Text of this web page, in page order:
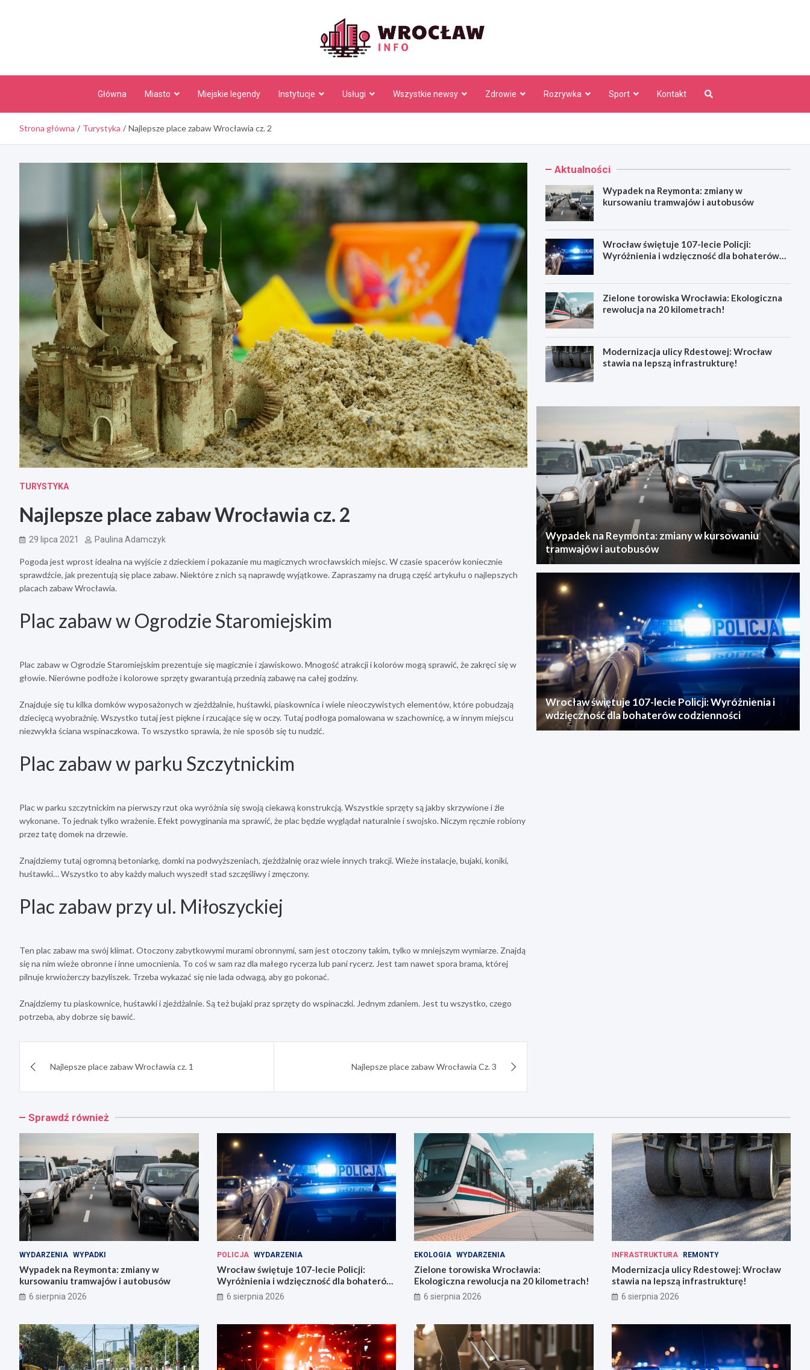
Główna Miasto Miejskie legendy Instytucje Usługi Wszystkie newsy Zdrowie Rozrywka Sport Kontakt
Strona główna Turystyka Najlepsze place zabaw Wrocławia cz. 2
TURYSTYKA
Najlepsze place zabaw Wrocławia cz. 2
29 lipca 2021 Paulina Adamczyk
Pogoda jest wprost idealna na wyjście z dzieckiem i pokazanie mu magicznych wrocławskich miejsc. W czasie spacerów koniecznie
sprawdźcie, jak prezentują się place zabaw. Niektóre z nich są naprawdę wyjątkowe. Zapraszamy na drugą część artykułu o najlepszych
placach zabaw Wrocławia.
Plac zabaw w Ogrodzie Staromiejskim
Plac zabaw w Ogrodzie Staromiejskim prezentuje się magicznie i zjawiskowo. Mnogość atrakcji i kolorów mogą sprawić, że zakręci się w
głowie. Nierówne podłoże i kolorowe sprzęty gwarantują przednią zabawę na całej godziny.
Znajduje się tu kilka domków wyposażonych w zjeżdżalnie, huśtawki, piaskownica i wiele nieoczywistych elementów, które pobudzają
dziecięcą wyobraźnię. Wszystko tutaj jest piękne i rzucające się w oczy. Tutaj podłoga pomalowana w szachownicę, a w innym miejscu
niezwykła ściana wspinaczkowa. To wszystko sprawia, że nie sposób się tu nudzić.
Plac zabaw w parku Szczytnickim
Plac w parku szczytnickim na pierwszy rzut oka wyróżnia się swoją ciekawą konstrukcją. Wszystkie sprzęty są jakby skrzywione i źle
wykonane. To jednak tylko wrażenie. Efekt powyginania ma sprawić, że plac będzie wyglądał naturalnie i swojsko. Niczym ręcznie robiony
przez tatę domek na drzewie.
Znajdziemy tutaj ogromną betoniarkę, domki na podwyższeniach, zjeżdżalnię oraz wiele innych trakcji. Wieże instalacje, bujaki, koniki,
huśtawki… Wszystko to aby każdy maluch wyszedł stad szczęśliwy i zmęczony.
Plac zabaw przy ul. Miłoszyckiej
Ten plac zabaw ma swój klimat. Otoczony zabytkowymi murami obronnymi, sam jest otoczony takim, tylko w mniejszym wymiarze. Znajdą
się na nim wieże obronne i inne umocnienia. To coś w sam raz dla małego rycerza lub pani rycerz. Jest tam nawet spora brama, której
pilnuje krwiożerczy bazyliszek. Trzeba wykazać się nie lada odwagą, aby go pokonać.
Znajdziemy tu piaskownice, huśtawki i zjeżdżalnie. Są też bujaki praz sprzęty do wspinaczki. Jednym zdaniem. Jest tu wszystko, czego
potrzeba, aby dobrze się bawić.
wpisuNajlepsze place zabaw Wrocławia cz. 1 Najlepsze place zabaw Wrocławia Cz. 3
Aktualności
Wypadek na Reymonta: zmiany w
kursowaniu tramwajów i autobusów
Wrocław świętuje 107-lecie Policji:
Wyróżnienia i wdzięczność dla bohaterów
Zielone torowiska Wrocławia: Ekologiczna
rewolucja na 20 kilometrach!
Modernizacja ulicy Rdestowej: Wrocław
stawia na lepszą infrastrukturę!
Wypadek na Reymonta: zmiany w kursowaniu
tramwajów i autobusów
Wrocław świętuje 107-lecie Policji: Wyróżnienia i
wdzięczność dla bohaterów codzienności
Sprawdź również
WYDARZENIA WYPADKI
Wypadek na Reymonta: zmiany w
kursowaniu tramwajów i autobusów
6 sierpnia 2026
POLICJA WYDARZENIA
Wrocław świętuje 107-lecie Policji:
Wyróżnienia i wdzięczność dla bohaterów
codzienności
6 sierpnia 2026
EKOLOGIA WYDARZENIA
Zielone torowiska Wrocławia:
Ekologiczna rewolucja na 20 kilometrach!
6 sierpnia 2026
INFRASTRUKTURA REMONTY
Modernizacja ulicy Rdestowej: Wrocław
stawia na lepszą infrastrukturę!
6 sierpnia 2026